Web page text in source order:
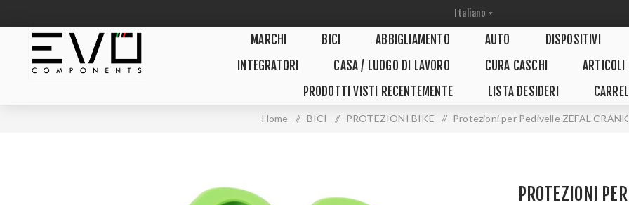
MARCHI BICI ABBIGLIAMENTO AUTO
DISPOSITIVI
INTEGRATORI
CASA / LUOGO DI LAVORO CURA CASCHI
ARTICOLI
PRODOTTI VISTI RECENTEMENTE
LISTA DESIDERI
Home / BICI / PROTEZIONI BIKE / Protezioni per Pedivelle ZEFAL
PROTEZIONI